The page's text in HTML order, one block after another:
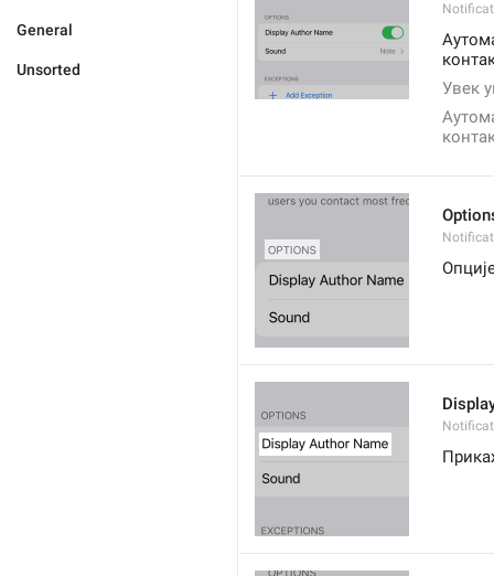
General
Unsorted
Увек